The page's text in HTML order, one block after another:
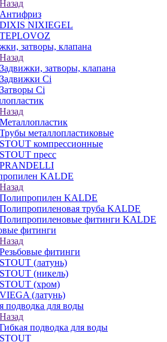
Назад
Антифриз
DIXIS NIXIEGEL
TEPLOVOZ
затворы, клапана
Назад
Задвижки, затворы, клапана
Задвижки Ci
Затворы Ci
Назад
Металлопластик
Трубы металлопластиковые
STOUT компрессионные
STOUT пресс
PRANDELLI
KALDE
Назад
Полипропилен KALDE
Полипропиленовая труба KALDE
Полипропиленовые фитинги KALDE
фитинги
Назад
Резьбовые фитинги
STOUT (латунь)
STOUT (никель)
STOUT (хром)
VIEGA (латунь)
подводка для воды
Назад
Гибкая подводка для воды
STOUT